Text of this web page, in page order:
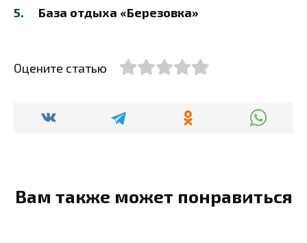
База отдыха «Березовка»
Оцените статью
Вам также может понравиться